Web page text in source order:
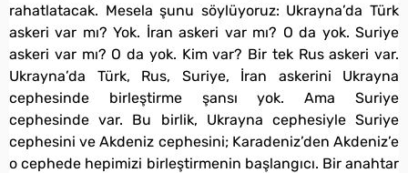
rahatlatacak. Mesela şunu söylüyoruz: Ukrayna’da Türk
askeri var mı? Yok. İran askeri var mı? O da yok. Suriye
askeri var mı? O da yok. Kim var? Bir tek Rus askeri var.
Ukrayna’da Türk, Rus, Suriye, İran askerini Ukrayna
cephesinde birleştirme şansı yok. Ama Suriye
cephesinde var. Bu birlik, Ukrayna cephesiyle Suriye
cephesini ve Akdeniz cephesini; Karadeniz’den Akdeniz’e
o cephede hepimizi birleştirmenin başlangıcı. Bir anahtar